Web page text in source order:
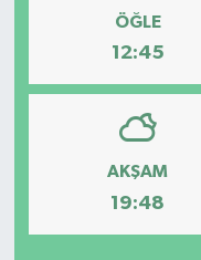
ÖĞLE
12:45
AKŞAM
19:48